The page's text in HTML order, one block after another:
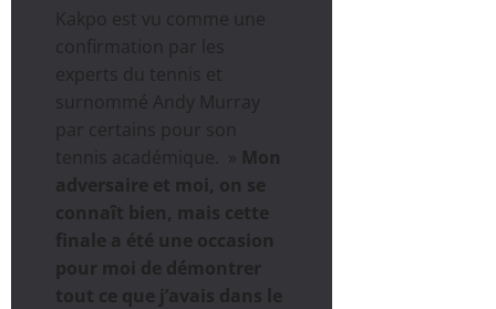
Kakpo est vu comme une
confirmation par les
experts du tennis et
surnommé Andy Murray
par certains pour son
tennis académique. » Mon
adversaire et moi, on se
connaît bien, mais cette
finale a été une occasion
pour moi de démontrer
tout ce que j’avais dans le